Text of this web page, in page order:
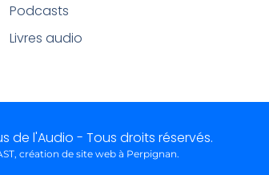
Podcasts
Livres audio
de l'Audio - Tous droits réservés.
création de site web à Perpignan.